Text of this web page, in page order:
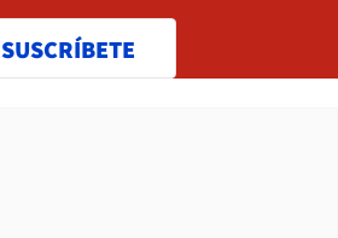
SUSCRÍBETE